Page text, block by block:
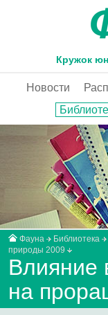
Кружок
Новости
Фауна Библиотека
природы 2009
Влияние
на